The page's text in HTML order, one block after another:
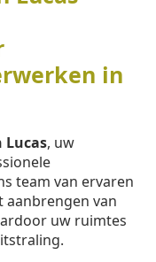
in
Lucas, uw
team van ervaren
aanbrengen van
uw ruimtes